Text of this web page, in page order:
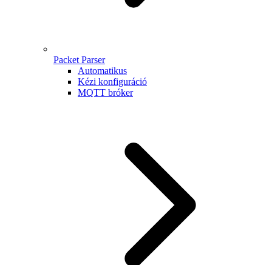
Packet Parser
Automatikus
Kézi konfiguráció
MQTT bróker